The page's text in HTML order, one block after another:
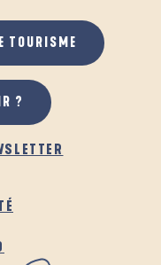
TOURISME
?